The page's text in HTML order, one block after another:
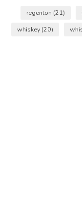
regenton (21)
whiskey (20)